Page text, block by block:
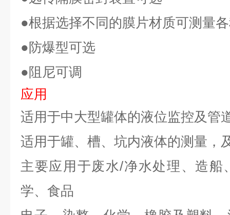
●根据选择不同的膜片材质可测量
●防爆型可选
●阻尼可调
应用
适用于中大型罐体的液位监控及管
适用于罐、槽、坑内液体的测量，
主要应用于废水/净水处理、造船
学、食品